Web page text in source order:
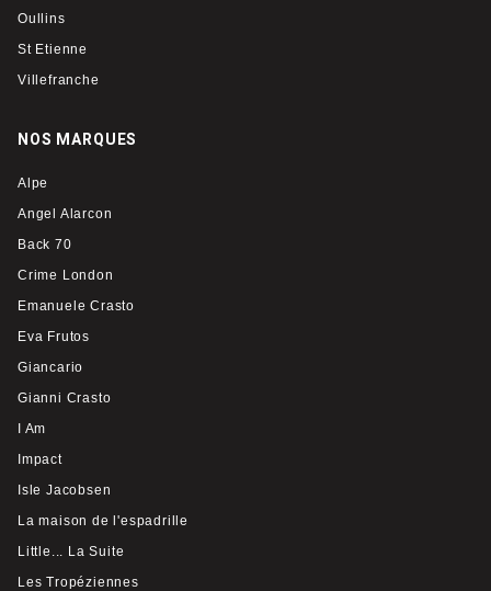
Oullins
St Etienne
Villefranche
NOS MARQUES
Alpe
Angel Alarcon
Back 70
Crime London
Emanuele Crasto
Eva Frutos
Giancario
Gianni Crasto
I Am
Impact
Isle Jacobsen
La maison de l'espadrille
Little... La Suite
Les Tropéziennes